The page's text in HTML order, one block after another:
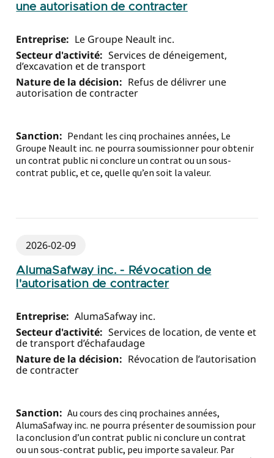
une autorisation de contracter
Entreprise: Le Groupe Neault inc.
Secteur d'activité: Services de déneigement,
d’excavation et de transport
Nature de la décision: Refus de délivrer une
autorisation de contracter
Sanction: Pendant les cinq prochaines années, Le
Groupe Neault inc. ne pourra soumissionner pour obtenir
un contrat public ni conclure un contrat ou un sous-
contrat public, et ce, quelle qu’en soit la valeur.
AlumaSafway inc. - Révocation de
l'autorisation de contracter
2026-02-09
Entreprise: AlumaSafway inc.
Secteur d'activité: Services de location, de vente et
de transport d’échafaudage
Nature de la décision: Révocation de l’autorisation
de contracter
Sanction: Au cours des cinq prochaines années,
AlumaSafway inc. ne pourra présenter de soumission pour
la conclusion d’un contrat public ni conclure un contrat
ou un sous-contrat public, peu importe sa valeur. Par